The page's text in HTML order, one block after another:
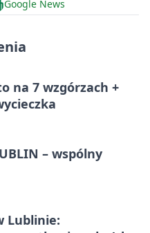
Google News
na 7 wzgórzach +
– wspólny
Lublinie: